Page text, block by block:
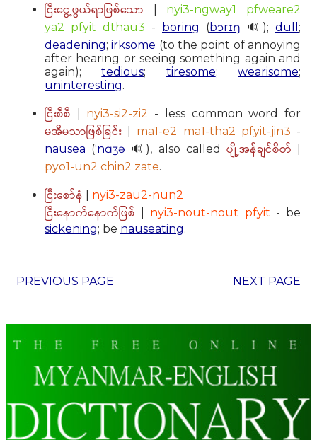
ငြီးငွေ့ဖွယ်ရာဖြစ်သော
nyi3-ngway1 pfweare2
ya2 pfyit dthau3 - boring (bɔrɪŋ 🔊); dull ;
deadening;irksome (to the point of annoying
after hearing or seeing something again and
again);tedious; tiresome;wearisome;
uninteresting.
ငြီးစီစီ nyi3-si2-zi2 - less common word for
မအီမသာဖြစ်ခြင်း ma1-e2 ma1-tha2 pfyit-jin3 -
nausea (ˈnɑʒə 🔊), also called ပျို့အန်ချင်စိတ်
pyo1-un2 chin2 zate.
ငြီးစော်နံ nyi3-zau2-nun2
ငြီးနောက်နောက်ဖြစ် nyi3-nout-nout pfyit - be
sickening; be nauseating.
PREVIOUS PAGE NEXT PAGE